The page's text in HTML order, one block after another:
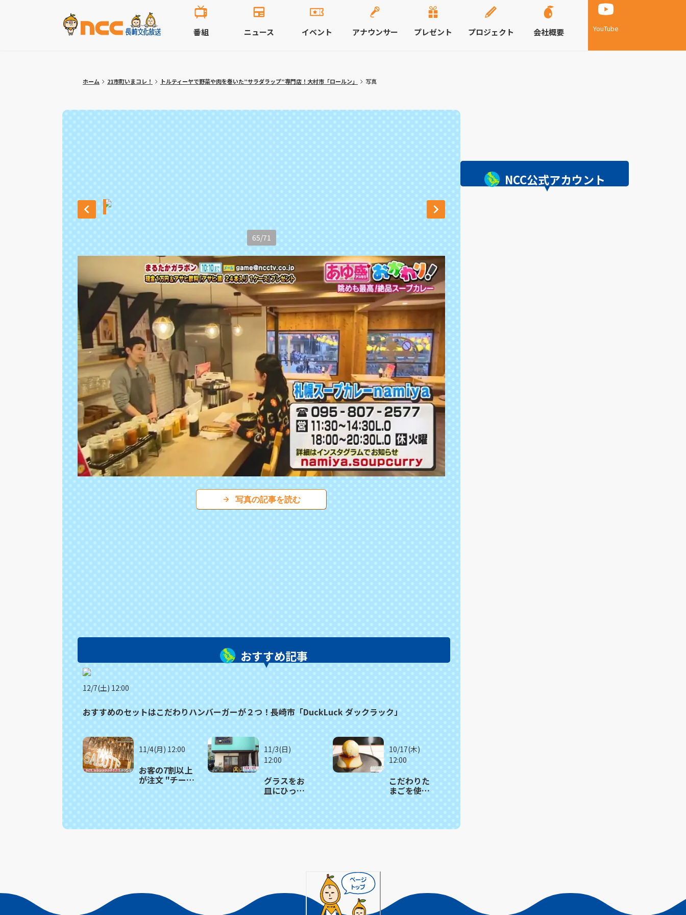
YouTube
番組 ニュース イベント アナウンサー プレゼント プロジェクト 会社概要
ホーム 21市町いまコレ！ トルティーヤで野菜や肉を巻いた”サラダラップ”専門店！大村市「ロールン」 写真
65/71
写真の記事を読む
おすすめ記事
12/7(土) 12:00
おすすめのセットはこだわりハンバーガーが２つ！長崎市「DuckLuck ダックラック」
11/4(月) 12:00
お客の7割以上
が注文 "チーズ
11/3(日)
12:00
グラスをお
皿にひっく
「Rom
10/17(木)
12:00
こだわりた
まごを使っ
崎市「Puha
NCC公式アカウント